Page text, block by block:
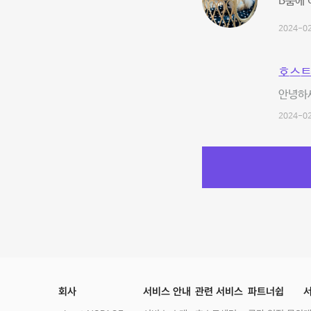
2024-
호스
안녕하
2024-
회사 서비스 안내 관련 서비스 파트너쉽